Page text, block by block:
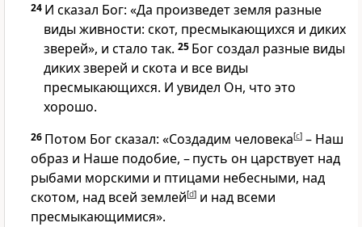
24 И сказал Бог: «Да произведет земля разные
виды живности: скот, пресмыкающихся и диких
зверей», и стало так. 25 Бог создал разные виды
диких зверей и скота и все виды
пресмыкающихся. И увидел Он, что это
хорошо.
26 Потом Бог сказал: «Создадим человека[c] – Наш
образ и Наше подобие, – пусть он царствует над
рыбами морскими и птицами небесными, над
скотом, над всей землей[d] и над всеми
пресмыкающимися».